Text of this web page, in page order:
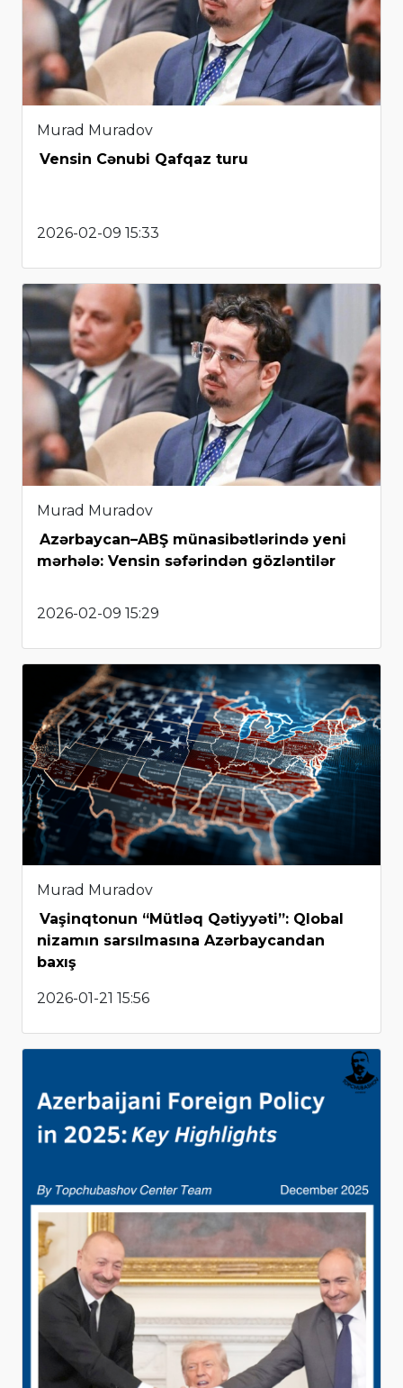
Murad Muradov
Vensin Cənubi Qafqaz turu
2026-02-09 15:33
Murad Muradov
Azərbaycan–ABŞ münasibətlərində yeni
mərhələ: Vensin səfərindən gözləntilər
2026-02-09 15:29
Murad Muradov
Vaşinqtonun “Mütləq Qətiyyəti”: Qlobal
nizamın sarsılmasına Azərbaycandan
baxış
2026-01-21 15:56